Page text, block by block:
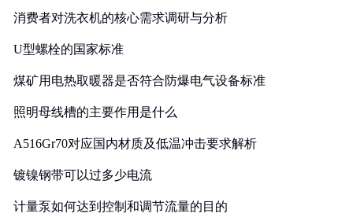
消费者对洗衣机的核心需求调研与分析
U型螺栓的国家标准
煤矿用电热取暖器是否符合防爆电气设备标准
照明母线槽的主要作用是什么
A516Gr70对应国内材质及低温冲击要求解析
镀镍钢带可以过多少电流
计量泵如何达到控制和调节流量的目的